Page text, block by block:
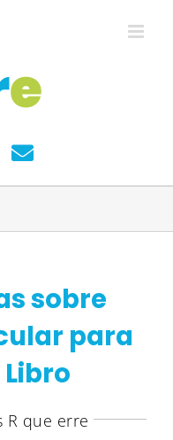
sobre
para
R que erre